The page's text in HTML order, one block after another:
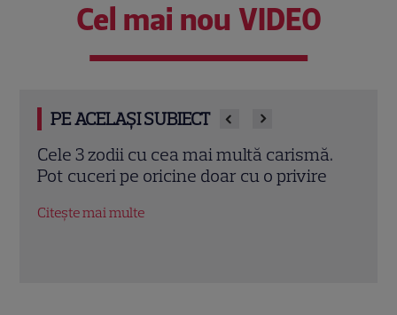
Cel mai nou VIDEO
PE ACELAȘI SUBIECT
Horoscop 10 iulie 2026. Orgoliile complică
relațiile, iar o zodie riscă un blocaj